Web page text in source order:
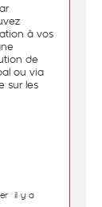
à vos
de
ou via
sur les
il y a